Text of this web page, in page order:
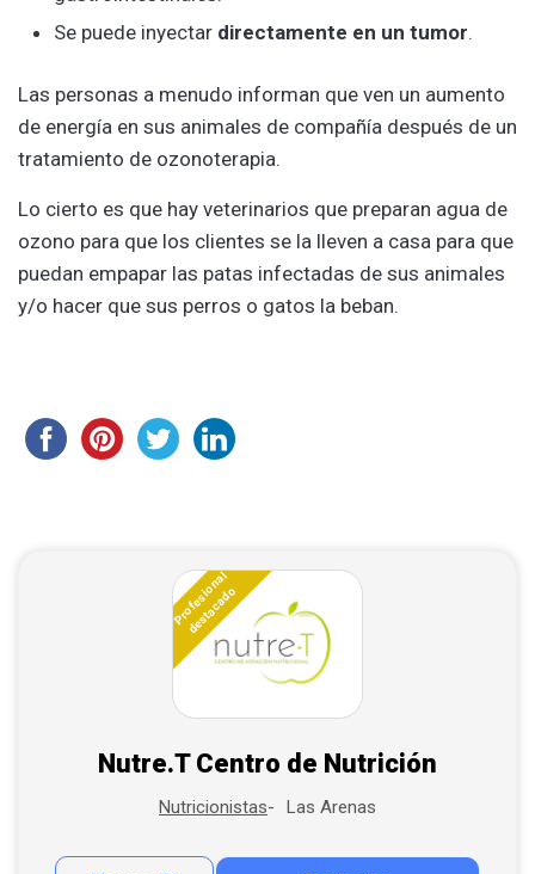
Se puede inyectar directamente en un tumor.
Las personas a menudo informan que ven un aumento
de energía en sus animales de compañía después de un
tratamiento de ozonoterapia.
Lo cierto es que hay veterinarios que preparan agua de
ozono para que los clientes se la lleven a casa para que
puedan empapar las patas infectadas de sus animales
y/o hacer que sus perros o gatos la beban.
Profesional
destacado
Nutre.T Centro de Nutrición
Nutricionistas Las Arenas